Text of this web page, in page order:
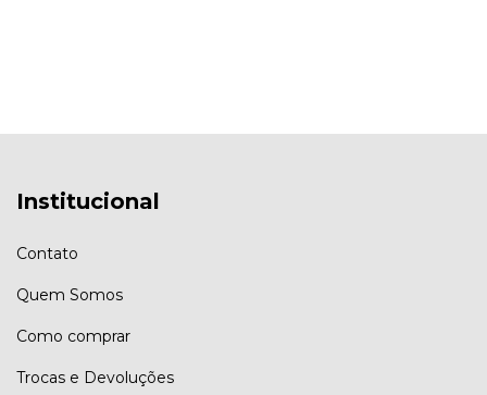
Institucional
Contato
Quem Somos
Como comprar
Trocas e Devoluções